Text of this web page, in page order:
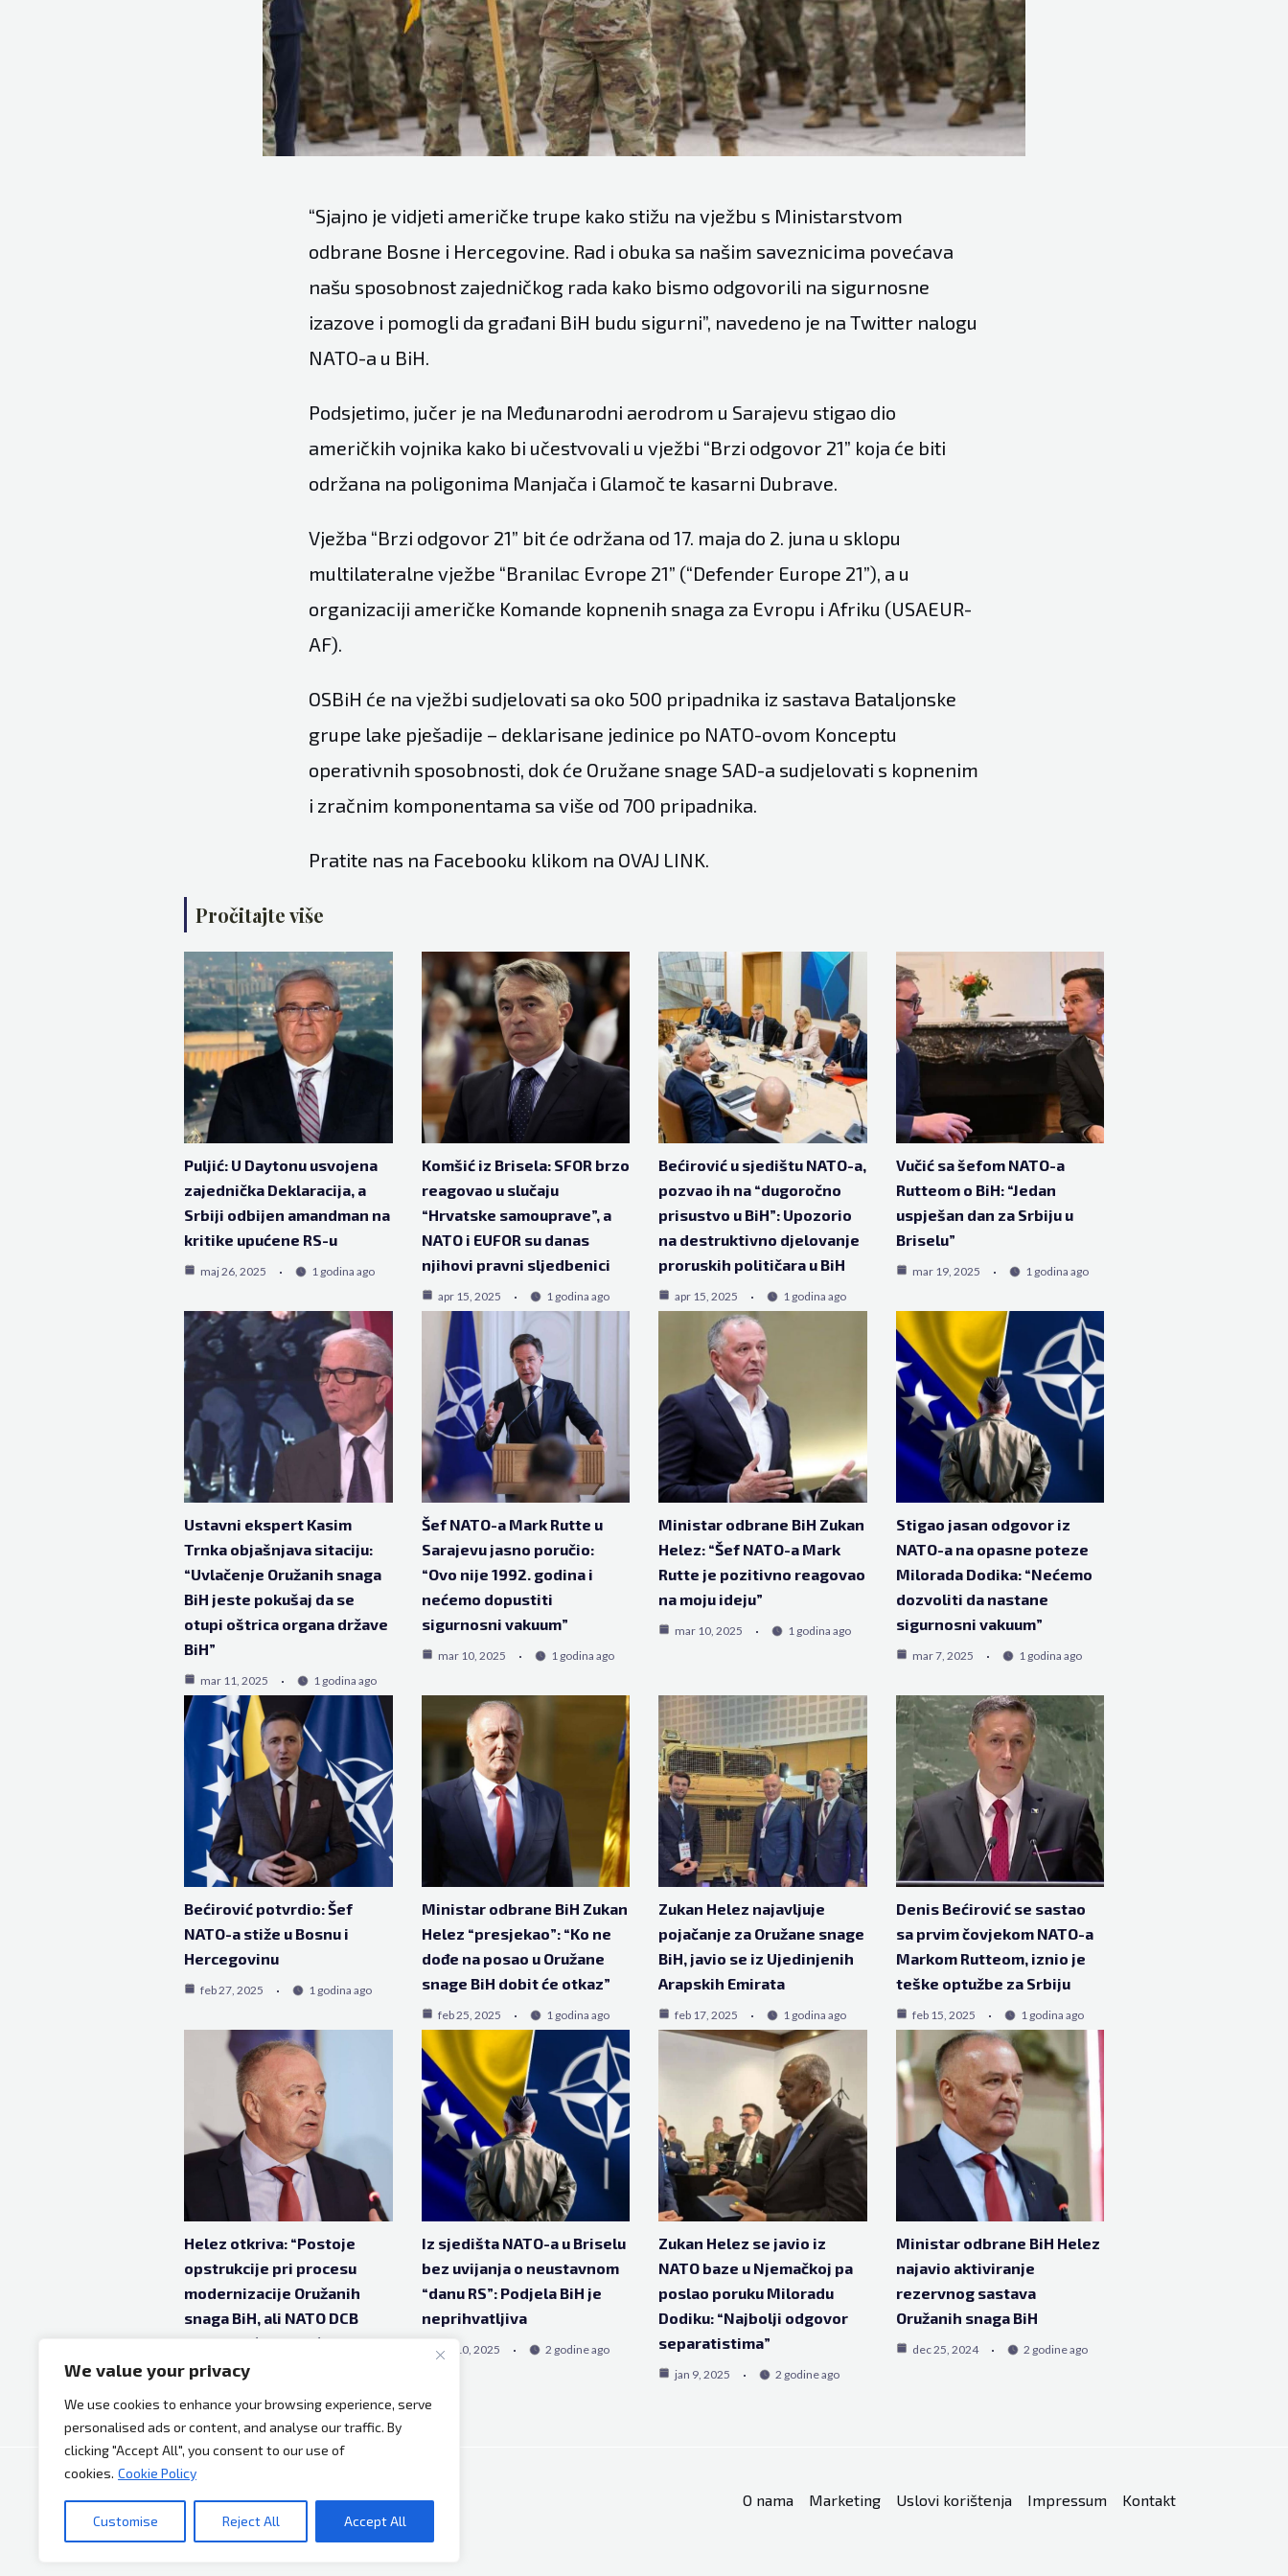
We value your privacy
We use cookies to enhance your browsing experience, serve
personalised ads or content, and analyse our traffic. By
clicking "Accept All", you consent to our use of
cookies. Cookie Policy
Customise Reject All Accept All
“Sjajno je vidjeti američke trupe kako stižu na vježbu s Ministarstvom
odbrane Bosne i Hercegovine. Rad i obuka sa našim saveznicima povećava
našu sposobnost zajedničkog rada kako bismo odgovorili na sigurnosne
izazove i pomogli da građani BiH budu sigurni”, navedeno je na Twitter nalogu
NATO-a u BiH.
Podsjetimo, jučer je na Međunarodni aerodrom u Sarajevu stigao dio
američkih vojnika kako bi učestvovali u vježbi “Brzi odgovor 21” koja će biti
održana na poligonima Manjača i Glamoč te kasarni Dubrave.
Vježba “Brzi odgovor 21” bit će održana od 17. maja do 2. juna u sklopu
multilateralne vježbe “Branilac Evrope 21” (“Defender Europe 21”), a u
organizaciji američke Komande kopnenih snaga za Evropu i Afriku (USAEUR-
AF).
OSBiH će na vježbi sudjelovati sa oko 500 pripadnika iz sastava Bataljonske
grupe lake pješadije – deklarisane jedinice po NATO-ovom Konceptu
operativnih sposobnosti, dok će Oružane snage SAD-a sudjelovati s kopnenim
i zračnim komponentama sa više od 700 pripadnika.
Pratite nas na Facebooku klikom na OVAJ LINK.
Pročitajte više
Puljić: U Daytonu usvojena
zajednička Deklaracija, a
Srbiji odbijen amandman na
kritike upućene RS-u
maj 26, 2025 1 godina ago
Komšić iz Brisela: SFOR brzo
reagovao u slučaju
“Hrvatske samouprave”, a
NATO i EUFOR su danas
njihovi pravni sljedbenici
apr 15, 2025 1 godina ago
Bećirović u sjedištu NATO-a,
pozvao ih na “dugoročno
prisustvo u BiH”: Upozorio
na destruktivno djelovanje
proruskih političara u BiH
apr 15, 2025 1 godina ago
Vučić sa šefom NATO-a
Rutteom o BiH: “Jedan
uspješan dan za Srbiju u
Briselu”
mar 19, 2025 1 godina ago
Ustavni ekspert Kasim
Trnka objašnjava sitaciju:
“Uvlačenje Oružanih snaga
BiH jeste pokušaj da se
otupi oštrica organa države
BiH”
mar 11, 2025 1 godina ago
Šef NATO-a Mark Rutte u
Sarajevu jasno poručio:
“Ovo nije 1992. godina i
nećemo dopustiti
sigurnosni vakuum”
mar 10, 2025 1 godina ago
Ministar odbrane BiH Zukan
Helez: “Šef NATO-a Mark
Rutte je pozitivno reagovao
na moju ideju”
mar 10, 2025 1 godina ago
Stigao jasan odgovor iz
NATO-a na opasne poteze
Milorada Dodika: “Nećemo
dozvoliti da nastane
sigurnosni vakuum”
mar 7, 2025 1 godina ago
Bećirović potvrdio: Šef
NATO-a stiže u Bosnu i
Hercegovinu
feb 27, 2025 1 godina ago
Ministar odbrane BiH Zukan
Helez “presjekao”: “Ko ne
dođe na posao u Oružane
snage BiH dobit će otkaz”
feb 25, 2025 1 godina ago
Zukan Helez najavljuje
pojačanje za Oružane snage
BiH, javio se iz Ujedinjenih
Arapskih Emirata
feb 17, 2025 1 godina ago
Denis Bećirović se sastao
sa prvim čovjekom NATO-a
Markom Rutteom, iznio je
teške optužbe za Srbiju
feb 15, 2025 1 godina ago
Helez otkriva: “Postoje
opstrukcije pri procesu
modernizacije Oružanih
snaga BiH, ali NATO DCB
Program će pomoći”
feb 6, 2025
Iz sjedišta NATO-a u Briselu
bez uvijanja o neustavnom
“danu RS”: Podjela BiH je
neprihvatljiva
jan 10, 2025 2 godine ago
Zukan Helez se javio iz
NATO baze u Njemačkoj pa
poslao poruku Miloradu
Dodiku: “Najbolji odgovor
separatistima”
jan 9, 2025 2 godine ago
Ministar odbrane BiH Helez
najavio aktiviranje
rezervnog sastava
Oružanih snaga BiH
dec 25, 2024 2 godine ago
Copyright © 2026 Bh Dijaspora. O nama Marketing Uslovi korištenja Impressum Kontakt